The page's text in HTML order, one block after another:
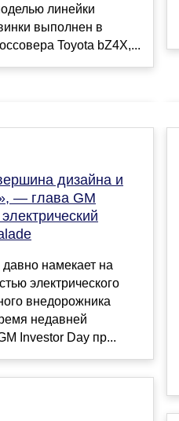
линейки
выполнен в
Toyota bZ4X,...
дизайна и
— глава GM
намекает на
электрического
внедорожника
недавней
Investor Day пр...